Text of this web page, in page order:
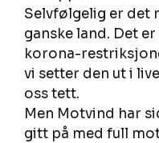
Selvfølgelig er det
ganske land. Det
korona-
vi setter den ut i
oss tett.
Men Motvind har
gitt på med full